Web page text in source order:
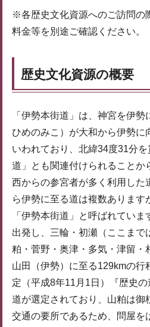
※各歴史文化資源へのご訪問の
料金等を別途ご確認ください。
歴史文化資源の概要
「伊勢本街道」は、神宮を伊
ひめのみこ）が大和から伊勢に
いわれており、北緯34度31分
道」とも関連付けられることか
西からの参宮者が多く利用した
ら伊勢に至る道は複数あります
「伊勢本街道」と呼ばれてい
出発し、三輪・初瀬（ここまで
粕・菅野・奥津・多気・津留・
山田（伊勢）に至る129kmの行
定（平成8年11月1日）『歴史
道が選定されており、山粕は御
交通の要所であるため、問屋を